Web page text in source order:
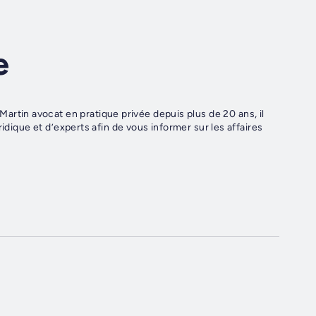
avocat en pratique privée depuis plus de 20 ans, il
et d’experts afin de vous informer sur les affaires